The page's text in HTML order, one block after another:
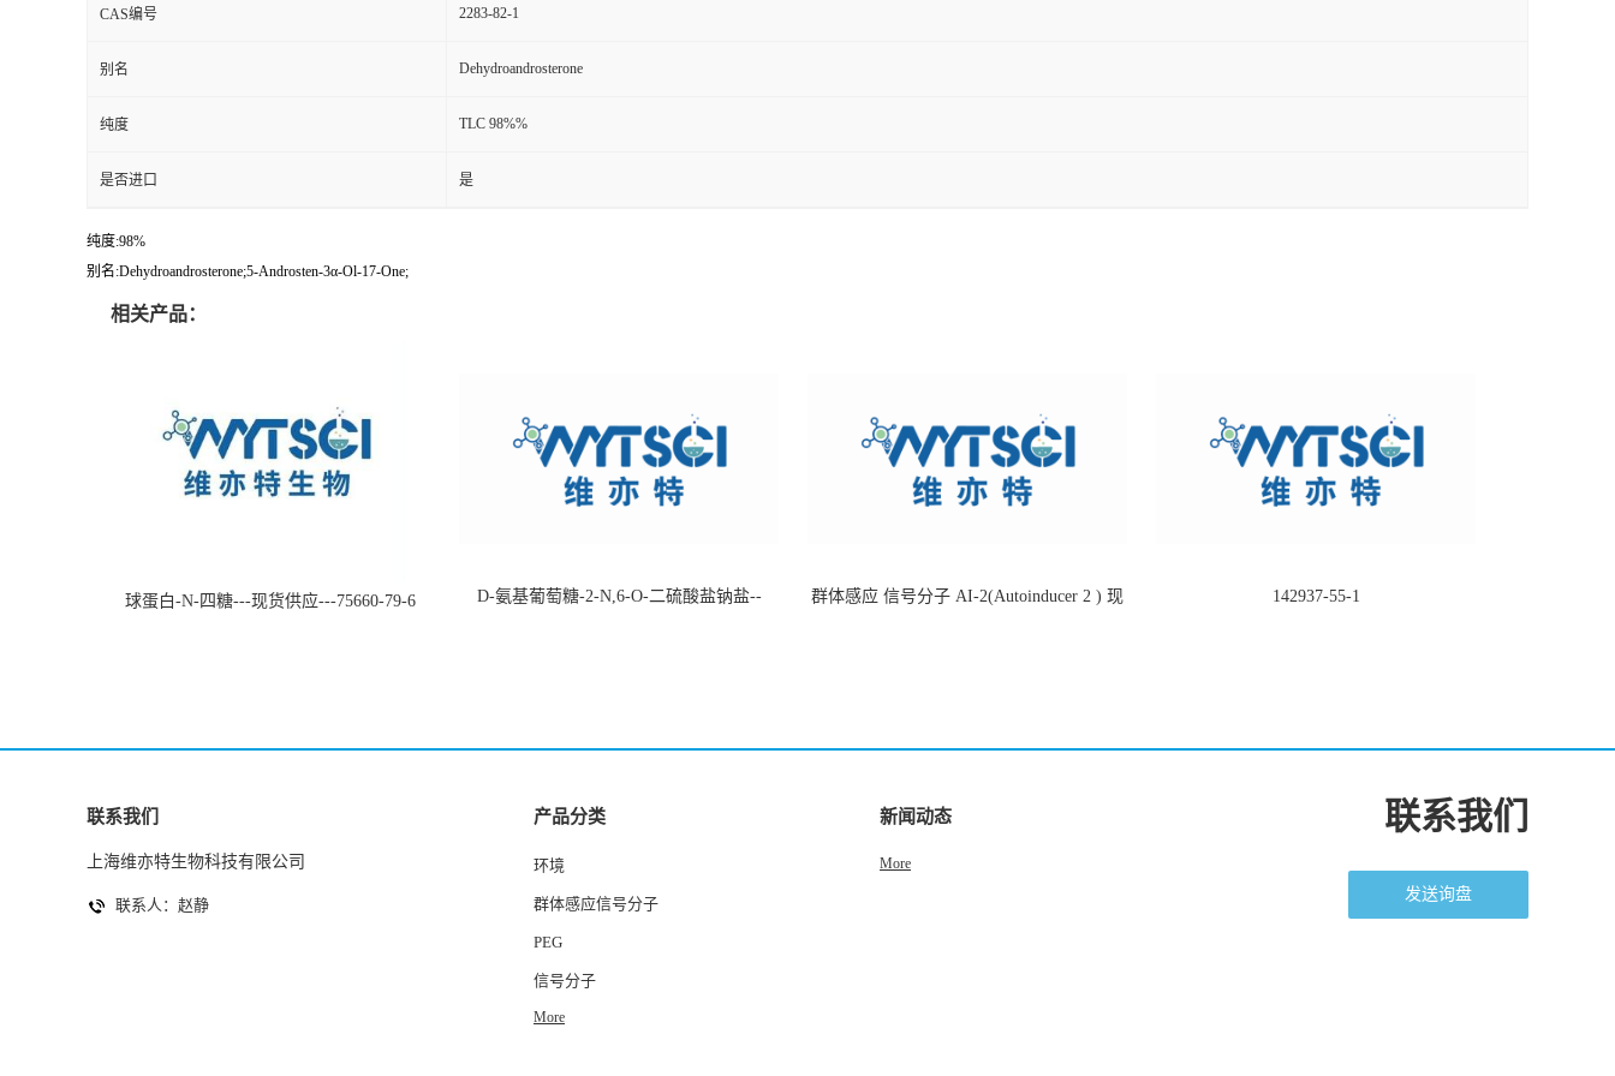
CAS编号 2283-82-1
别名 Dehydroandrosterone
纯度 TLC 98%%
是否进口 是
纯度:98%
别名:Dehydroandrosterone;5-Androsten-3α-Ol-17-One;
相关产品：
球蛋白-N-四糖---现货供应---75660-79-6
D-氨基葡萄糖-2-N,6-O-二硫酸盐钠盐--
群体感应 信号分子 AI-2(Autoinducer 2 ) 现
142937-55-1
联系我们
上海维亦特生物科技有限公司
联系人：赵静
产品分类
环境
群体感应信号分子
PEG
信号分子
More
新闻动态
More
联系我们
发送询盘